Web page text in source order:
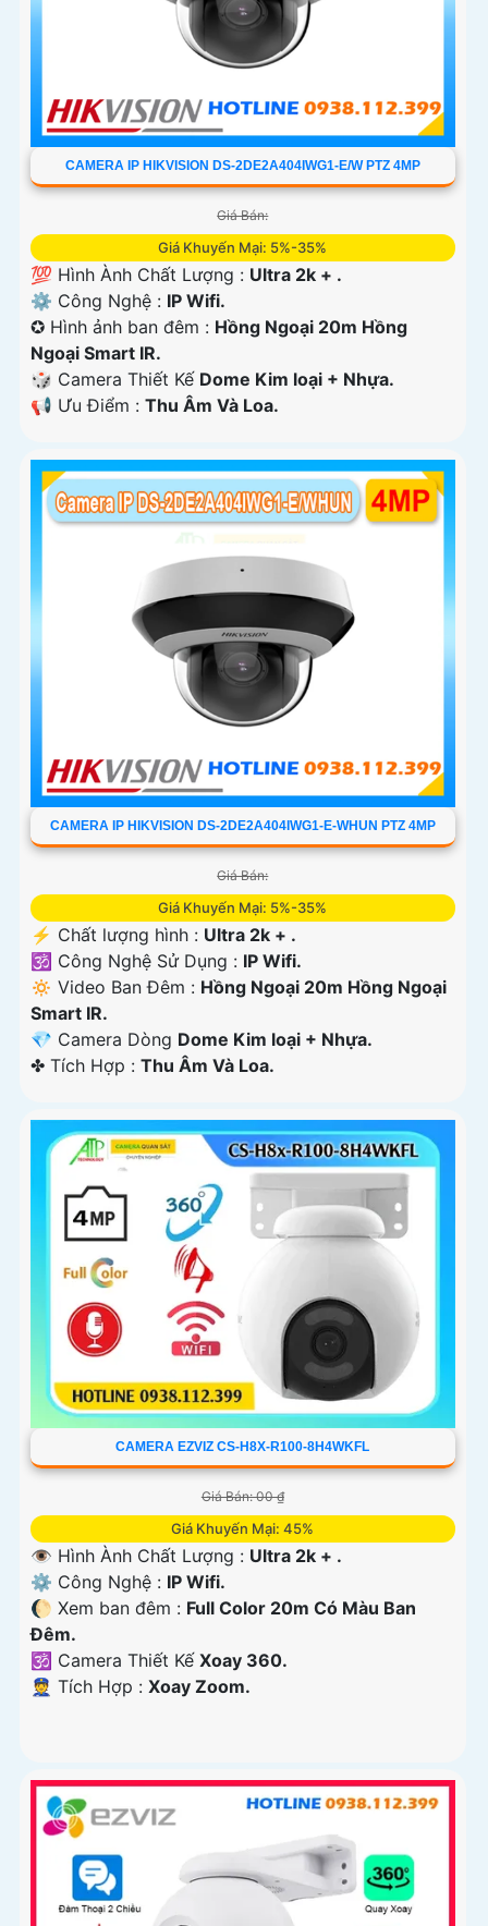
CAMERA IP HIKVISION DS-2DE2A404IWG1-E/W PTZ 4MP
Giá Bán:
Giá Khuyến Mại: 5%-35%
💯 Hình Ành Chất Lượng : Ultra 2k + .
⚙ Công Nghệ : IP Wifi.
✪ Hình ảnh ban đêm : Hồng Ngoại 20m Hồng
Ngoại Smart IR.
🎲 Camera Thiết Kế Dome Kim loại + Nhựa.
️📢 Ưu Điểm : Thu Âm Và Loa.
CAMERA IP HIKVISION DS-2DE2A404IWG1-E-WHUN PTZ 4MP
Giá Bán:
Giá Khuyến Mại: 5%-35%
️⚡ Chất lượng hình : Ultra 2k + .
🕉️ Công Nghệ Sử Dụng : IP Wifi.
🔅 Video Ban Đêm : Hồng Ngoại 20m Hồng Ngoại
Smart IR.
💎 Camera Dòng Dome Kim loại + Nhựa.
️✤ Tích Hợp : Thu Âm Và Loa.
CAMERA EZVIZ CS-H8X-R100-8H4WKFL
Giá Bán: 00 ₫
Giá Khuyến Mại: 45%
👁 Hình Ành Chất Lượng : Ultra 2k + .
⚙ Công Nghệ : IP Wifi.
🌔 Xem ban đêm : Full Color 20m Có Màu Ban
Ðêm.
🕉️ Camera Thiết Kế Xoay 360.
️👮 Tích Hợp : Xoay Zoom.